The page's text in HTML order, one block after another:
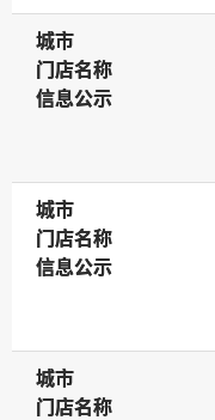
城市
城市
门店名称
门店名称
信息公示
信息公示
城市
城市
门店名称
门店名称
信息公示
信息公示
城市
城市
门店名称
门店名称